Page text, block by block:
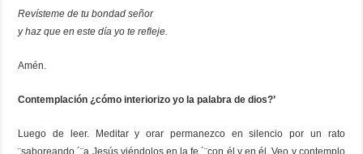
Revísteme de tu bondad señor
y haz que en este día yo te refleje.
Amén.
Contemplación ¿cómo interiorizo yo la palabra de dios?’
Luego de leer. Meditar y orar permanezco en silencio por un rato